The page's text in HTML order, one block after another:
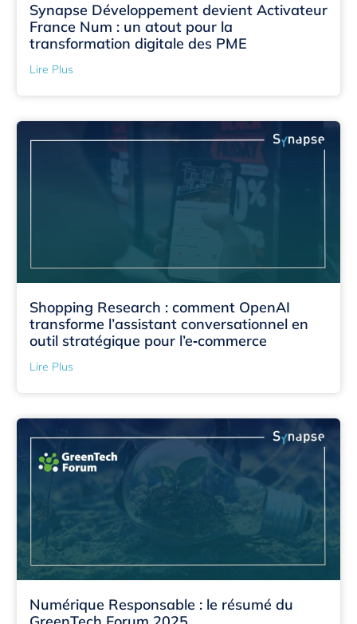
Synapse Développement devient Activateur
France Num : un atout pour la
transformation digitale des PME
Lire Plus
Shopping Research : comment OpenAI
transforme l’assistant conversationnel en
outil stratégique pour l’e‑commerce
Lire Plus
Numérique Responsable : le résumé du